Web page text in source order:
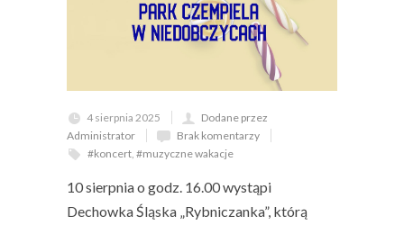
4 sierpnia 2025
Dodane przez
Administrator
Brak komentarzy
#koncert, #muzyczne wakacje
10 sierpnia o godz. 16.00 wystąpi
Dechowka Śląska „Rybniczanka”, którą